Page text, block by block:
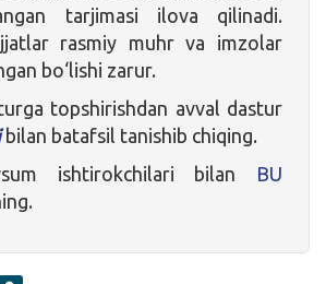
tarjimasi ilova qilinadi.
rasmiy muhr va imzolar
bo‘lishi zarur.
topshirishdan avval dastur
bilan batafsil tanishib chiqing.
ishtirokchilari bilan BU